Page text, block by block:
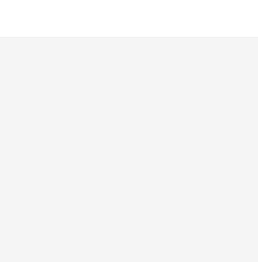
금이 해제되는 기술이다. 알리로(Aliro)란? 알리로는 디지털 출입 자